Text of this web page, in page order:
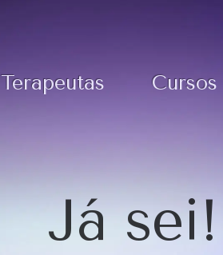
Terapeutas Cursos
Já sei!